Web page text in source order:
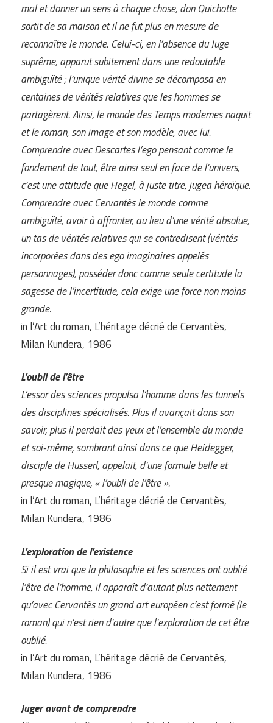
mal et donner un sens à chaque chose, don Quichotte
sortit de sa maison et il ne fut plus en mesure de
reconnaître le monde. Celui-ci, en l’absence du Juge
suprême, apparut subitement dans une redoutable
ambiguïté ; l’unique vérité divine se décomposa en
centaines de vérités relatives que les hommes se
partagèrent. Ainsi, le monde des Temps modernes naquit
et le roman, son image et son modèle, avec lui.
Comprendre avec Descartes l’ego pensant comme le
fondement de tout, être ainsi seul en face de l’univers,
c’est une attitude que Hegel, à juste titre, jugea héroïque.
Comprendre avec Cervantès le monde comme
ambiguïté, avoir à affronter, au lieu d’une vérité absolue,
un tas de vérités relatives qui se contredisent (vérités
incorporées dans des ego imaginaires appelés
personnages), posséder donc comme seule certitude la
sagesse de l’incertitude, cela exige une force non moins
grande.
in l’Art du roman, L’héritage décrié de Cervantès,
Milan Kundera, 1986
L’oubli de l’être
L’essor des sciences propulsa l’homme dans les tunnels
des disciplines spécialisés. Plus il avançait dans son
savoir, plus il perdait des yeux et l’ensemble du monde
et soi-même, sombrant ainsi dans ce que Heidegger,
disciple de Husserl, appelait, d’une formule belle et
presque magique, « l’oubli de l’être ».
in l’Art du roman, L’héritage décrié de Cervantès,
Milan Kundera, 1986
L’exploration de l’existence
Si il est vrai que la philosophie et les sciences ont oublié
l’être de l’homme, il apparaît d’autant plus nettement
qu’avec Cervantès un grand art européen c’est formé (le
roman) qui n’est rien d’autre que l’exploration de cet être
oublié.
in l’Art du roman, L’héritage décrié de Cervantès,
Milan Kundera, 1986
Juger avant de comprendre